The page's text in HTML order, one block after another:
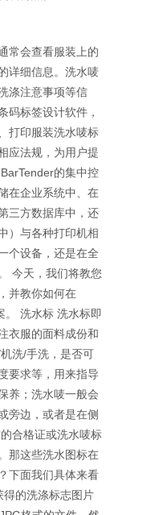
常会查看服装上的
详细信息。洗水唛
涤注意事项等信
码标签设计软件，
打印服装洗水唛标
应法规，为用户提
的集中控
在企业系统中、在
三方数据库中，还
）与各种打印机相
个设备，还是在全
今天，我们将教您
并教你如何在
。 洗水标 洗水标即
衣服的面料成份和
洗/手洗，是否可
要求等，用来指导
养；洗水唛一般会
旁边，或者是在侧
合格证或洗水唛标
那这些洗水图标在
下面我们具体来看
的洗涤标志图片